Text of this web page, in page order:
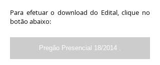
Para efetuar o download do Edital, clique no
botão abaixo:
Pregão Presencial 18/2014 .